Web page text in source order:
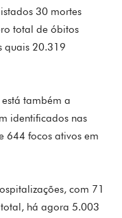
30 mortes
total de óbitos
quais 20.319
também a
identificados nas
644 focos ativos em
com 71
há agora 5.003